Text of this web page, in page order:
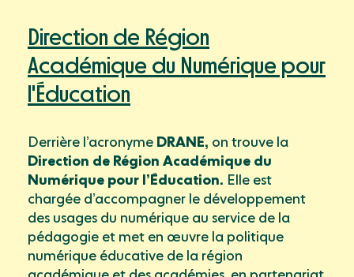
Direction de Région
Académique du Numérique pour
l'Éducation
Derrière l’acronyme DRANE, on trouve la
Direction de Région Académique du
Numérique pour l’Éducation. Elle est
chargée d’accompagner le développement
des usages du numérique au service de la
pédagogie et met en œuvre la politique
numérique éducative de la région